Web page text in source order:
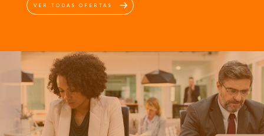
VER TODAS OFERTAS